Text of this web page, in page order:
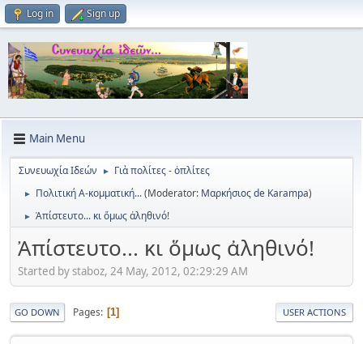
Log in Sign up
Main Menu
Συνευωχία Ιδεών ► Γιὰ πολίτες - ὀπλίτες
► Πολιτική Α-κομματική...(Moderator: Μαρκήσιος de Karampa)
► Ἀπίστευτο... κι ὅμως ἀληθινό!
Ἀπίστευτο... κι ὅμως ἀληθινό!
Started by staboz, 24 May, 2012, 02:29:29 AM
GO DOWN Pages 1 USER ACTIONS